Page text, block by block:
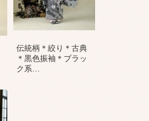
伝統柄＊絞り＊古典
＊黒色振袖＊ブラッ
ク系…